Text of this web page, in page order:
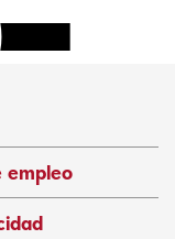
empleo